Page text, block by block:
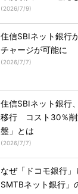
(2026/7/9)
住信SBIネット銀行
チャージが可能に
(2026/7/7)
住信SBIネット銀行
移行 コスト30％削
盤」とは
(2026/7/7)
なぜ「ドコモ銀行
SMTBネット銀行」